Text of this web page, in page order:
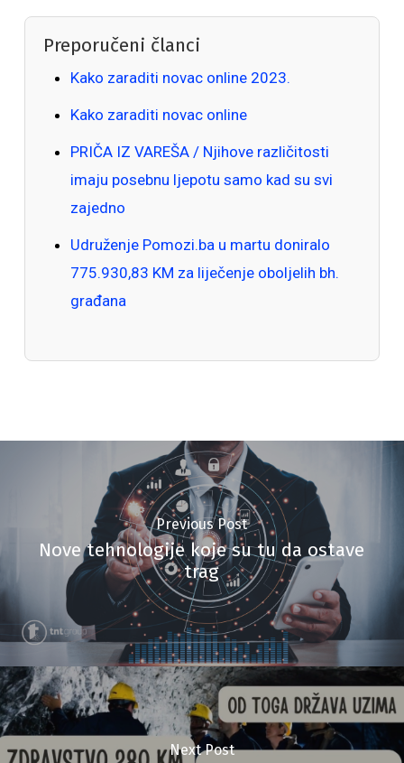
Preporučeni članci
Kako zaraditi novac online 2023.
Kako zaraditi novac online
PRIČA IZ VAREŠA / Njihove različitosti
imaju posebnu ljepotu samo kad su svi
zajedno
Udruženje Pomozi.ba u martu doniralo
775.930,83 KM za liječenje oboljelih bh.
građana
Previous Post
Nove tehnologije koje su tu da ostave
trag
Next Post